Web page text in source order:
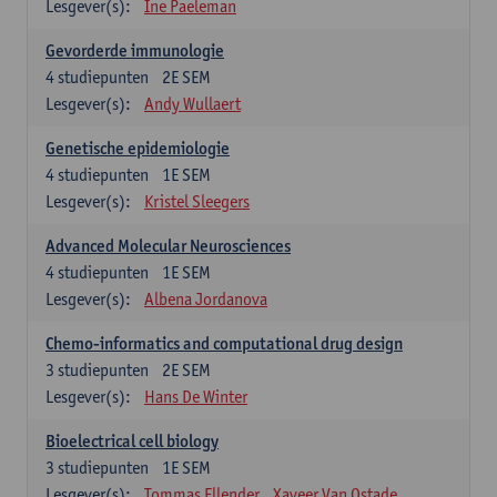
Lesgever(s):
Ine Paeleman
Gevorderde immunologie
2E SEM
4studiepunten
Lesgever(s):
Andy Wullaert
Genetische epidemiologie
1E SEM
4studiepunten
Lesgever(s):
Kristel Sleegers
Advanced Molecular Neurosciences
1E SEM
4studiepunten
Lesgever(s):
Albena Jordanova
Chemo-informatics and computational drug design
2E SEM
3 studiepunten
Lesgever(s):
Hans De Winter
Bioelectrical cell biology
1E SEM
3 studiepunten